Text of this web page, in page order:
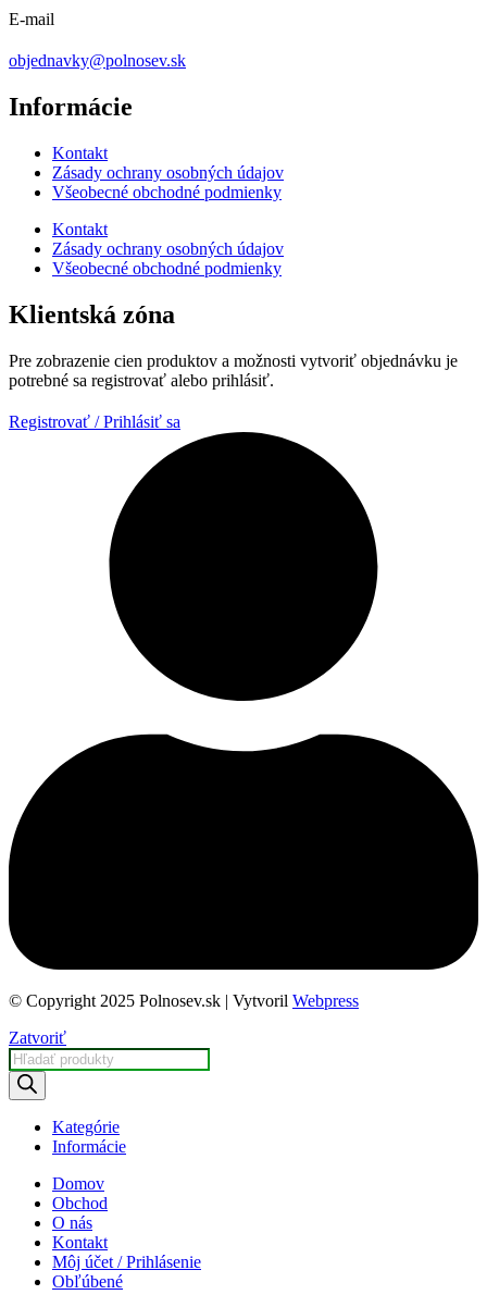
E-mail
objednavky@polnosev.sk
Informácie
Kontakt
Zásady ochrany osobných údajov
Všeobecné obchodné podmienky
Kontakt
Zásady ochrany osobných údajov
Všeobecné obchodné podmienky
Klientská zóna
Pre zobrazenie cien produktov a možnosti vytvoriť objednávku je
potrebné sa registrovať alebo prihlásiť.
Registrovať / Prihlásiť sa
© Copyright 2025 Polnosev.sk | Vytvoril Webpress
Zatvoriť
Products
search
Kategórie
Informácie
Domov
Obchod
O nás
Kontakt
Môj účet / Prihlásenie
Obľúbené